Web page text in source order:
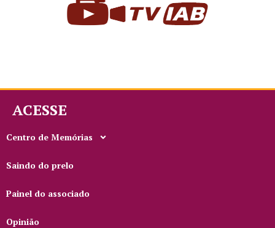
ACESSE
Centro de Memórias
Saindo do prelo
Painel do associado
Opinião